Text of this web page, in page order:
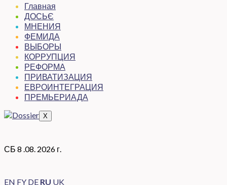
Главная
ДОСЬЄ
МНЕНИЯ
ФЕМИДА
ВЫБОРЫ
КОРРУПЦИЯ
РЕФОРМА
ПРИВАТИЗАЦИЯ
ЕВРОИНТЕГРАЦИЯ
ПРЕМЬЕРИАДА
X
СБ 8 .08. 2026 г.
EN FY DE RU UK